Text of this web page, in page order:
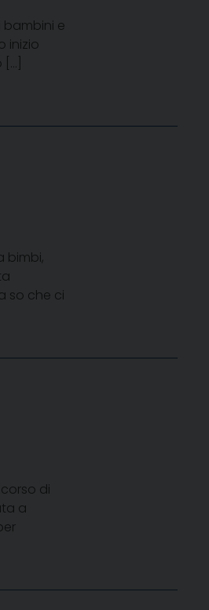
bambini e
inizio
bimbi,
so che ci
di
a